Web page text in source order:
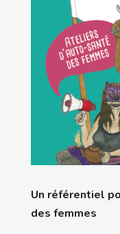
Un référentiel
des femmes